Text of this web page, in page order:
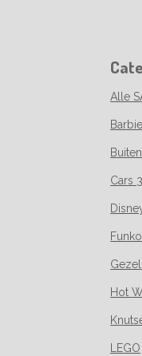
Alle
Barbie
Cars 3
Hot
LEGO